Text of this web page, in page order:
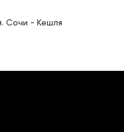
Сочи - Кешля